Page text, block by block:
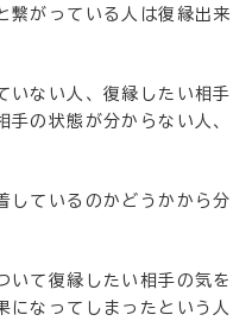
繋がっている人は復縁出来
いない人、復縁したい相手
の状態が分からない人、
しているのかどうかから分
いて復縁したい相手の気を
になってしまったという人